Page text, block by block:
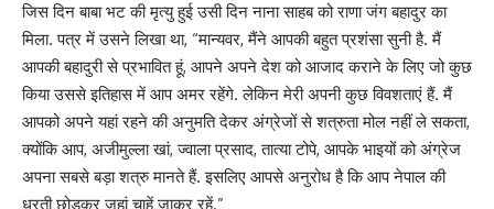
जिस दिन बाबा भट की मृत्यु हुई उसी दिन नाना साहब को राणा जंग बहादुर का
मिला. पत्र में उसने लिखा था, “मान्यवर, मैंने आपकी बहुत प्रशंसा सुनी है. मैं
आपकी बहादुरी से प्रभावित हूं, आपने अपने देश को आजाद कराने के लिए जो कुछ
किया उससे इतिहास में आप अमर रहेंगे. लेकिन मेरी अपनी कुछ विवशताएं हैं. मैं
आपको अपने यहां रहने की अनुमति देकर अंग्रेजों से शत्रुता मोल नहीं ले सकता,
क्योंकि आप, अजीमुल्ला खां, ज्वाला प्रसाद, तात्या टोपे, आपके भाइयों को अंग्रेज
अपना सबसे बड़ा शत्रु मानते हैं. इसलिए आपसे अनुरोध है कि आप नेपाल की
धरती छोड़कर जहां चाहें जाकर रहें.”